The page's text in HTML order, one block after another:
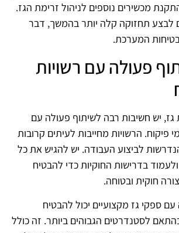
מכשירים נוספים לניהול זרימת הגז.
לבצע תחזוקה קלה יותר בהמשך, דבר
המערכת.
פעולה עם רשויות
יש חשיבות רבה לשיתוף פעולה עם
פיקוח. הרשויות מחייבות לעיתים קרובות
לביצוע העבודה. יש להגיש את כל
בדרישות החוקיות כדי להבטיח
חוקית ובטוחה.
ספקי גז מקצועיים יכול להבטיח
לסטנדרטים הגבוהים ביותר. זה כולל